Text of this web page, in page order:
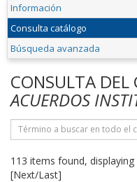
Información
Consulta catálogo
Búsqueda avanzada
CONSULTA DEL
ACUERDOS
113 items found,
[Next/Last]